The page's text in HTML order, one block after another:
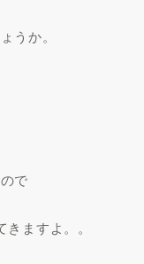
うか。
で
ますよ。。